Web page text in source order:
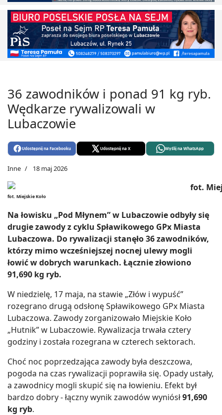
36 zawodników i ponad 91 kg ryb.
Wędkarze rywalizowali w
Lubaczowie
Udostępnij na Facebooku Udostępnij na X Wyślij na WhatsApp
Inne 18 maj 2026
fot. Miejskie Koło
Na łowisku „Pod Młynem” w Lubaczowie odbyły się
drugie zawody z cyklu Spławikowego GPx Miasta
Lubaczowa. Do rywalizacji stanęło 36 zawodników,
którzy mimo wcześniejszej nocnej ulewy mogli
łowić w dobrych warunkach. Łącznie złowiono
91,690 kg ryb.
W niedzielę, 17 maja, na stawie „Złów i wypuść”
rozegrano drugą odsłonę Spławikowego GPx Miasta
Lubaczowa. Zawody zorganizowało Miejskie Koło
„Hutnik” w Lubaczowie. Rywalizacja trwała cztery
godziny i została rozegrana w czterech sektorach.
Choć noc poprzedzająca zawody była deszczowa,
pogoda na czas rywalizacji poprawiła się. Opady ustały,
a zawodnicy mogli skupić się na łowieniu. Efekt był
bardzo dobry - łączny wynik zawodów wyniósł91,690
kg ryb.